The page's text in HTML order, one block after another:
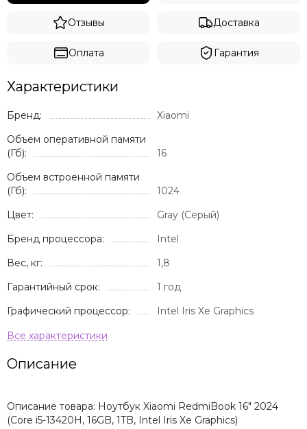
Отзывы Доставка
Оплата Гарантия
Характеристики
Бренд:
Xiaomi
Объем оперативной памяти
(Гб):
16
Объем встроенной памяти
(Гб):
1024
Цвет:
Gray (Серый)
Бренд процессора:
Intel
Вес, кг:
1,8
Гарантийный срок:
1 год
Графический процессор:
Intel Iris Xe Graphics
Описание
Описание товара: Ноутбук Xiaomi RedmiBook 16" 2024
(Core i5-13420H, 16GB, 1TB, Intel Iris Xe Graphics)